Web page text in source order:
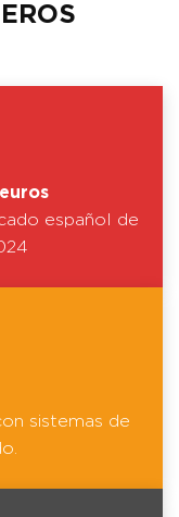
español de
sistemas de